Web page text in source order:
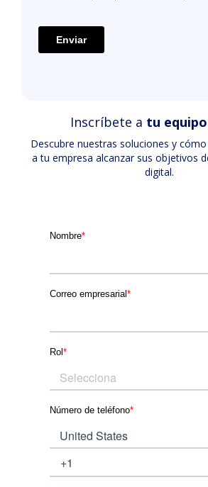
Inscríbete a tu
Descubre nuestras soluciones y
a tu empresa alcanzar sus objetivos
digital.